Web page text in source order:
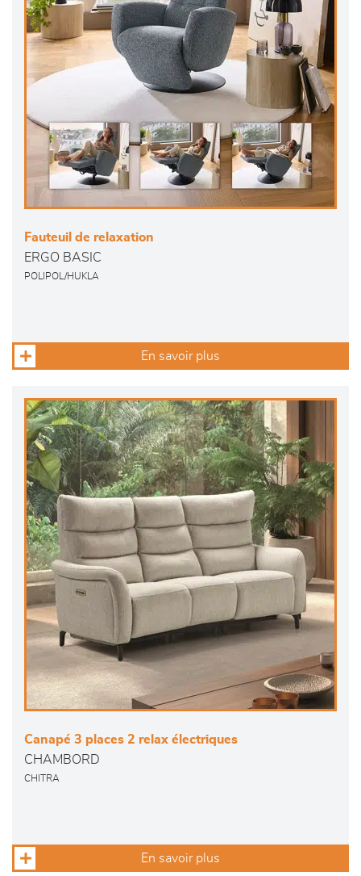
Fauteuil de relaxation
ERGO BASIC
POLIPOL/HUKLA
En savoir plus
Canapé 3 places 2 relax électriques
CHAMBORD
CHITRA
En savoir plus